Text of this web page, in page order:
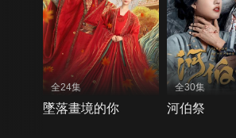
全24集
墜落畫境的你
全30集
河伯祭